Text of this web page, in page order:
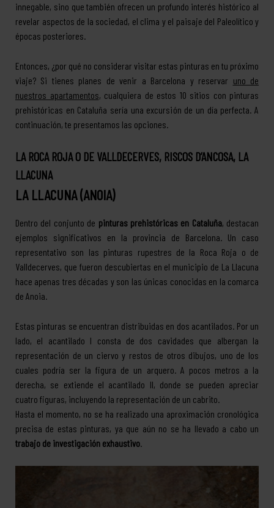
innegable, sino que también ofrecen un profundo interés histórico al
revelar aspectos de la sociedad, el clima y el paisaje del Paleolítico y
épocas posteriores.
Entonces, ¿por qué no considerar visitar estas pinturas en tu próximo
viaje? Si tienes planes de venir a Barcelona y reservar uno de
nuestros apartamentos, cualquiera de estos 10 sitios con pinturas
prehistóricas en Cataluña sería una excursión de un día perfecta. A
continuación, te presentamos las opciones.
LA ROCA ROJA O DE VALLDECERVES, RISCOS D’ANCOSA, LA
LLACUNA
LA LLACUNA (ANOIA)
Dentro del conjunto de pinturas prehistóricas en Cataluña, destacan
ejemplos significativos en la provincia de Barcelona. Un caso
representativo son las pinturas rupestres de la Roca Roja o de
Valldecerves, que fueron descubiertas en el municipio de La Llacuna
hace apenas tres décadas y son las únicas conocidas en la comarca
de Anoia.
Estas pinturas se encuentran distribuidas en dos acantilados. Por un
lado, el acantilado I consta de dos cavidades que albergan la
representación de un ciervo y restos de otros dibujos, uno de los
cuales podría ser la figura de un arquero. A pocos metros a la
derecha, se extiende el acantilado II, donde se pueden apreciar
cuatro figuras, incluyendo la representación de un cabrito.
Hasta el momento, no se ha realizado una aproximación cronológica
precisa de estas pinturas, ya que aún no se ha llevado a cabo un
trabajo de investigación exhaustivo.